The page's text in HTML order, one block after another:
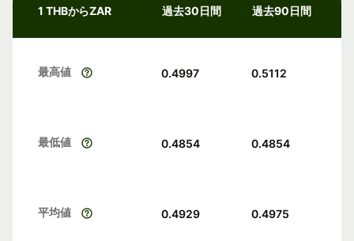
1 THBからZAR 過去30日間 過去90日間
最高値 0.4997 0.5112
最低値 0.4854 0.4854
平均値 0.4929 0.4975